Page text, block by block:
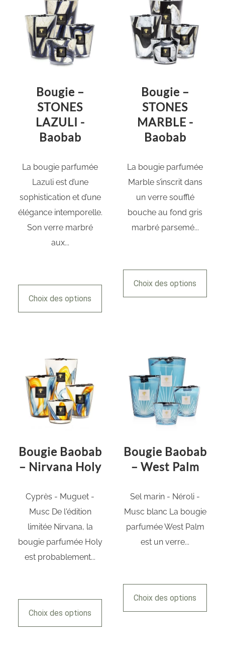
Bougie –
STONES
LAZULI -
Baobab
La bougie parfumée
Lazuli est d’une
sophistication et d’une
élégance intemporelle.
Son verre marbré
aux...
Choix des options
Bougie –
STONES
MARBLE -
Baobab
La bougie parfumée
Marble s’inscrit dans
un verre soufflé
bouche au fond gris
marbré parsemé...
Choix des options
Bougie Baobab
– Nirvana Holy
Cyprès - Muguet -
Musc De l'édition
limitée Nirvana, la
bougie parfumée Holy
est probablement...
Choix des options
Bougie Baobab
– West Palm
Sel marin - Néroli -
Musc blanc La bougie
parfumée West Palm
est un verre...
Choix des options